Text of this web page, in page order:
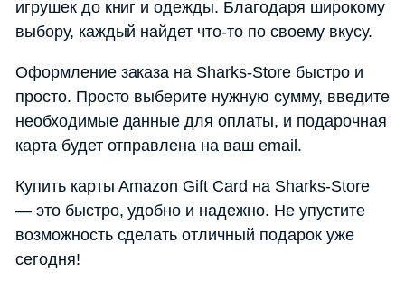
игрушек до книг и одежды. Благодаря широкому
выбору, каждый найдет что-то по своему вкусу.
Оформление заказа на Sharks-Store быстро и
просто. Просто выберите нужную сумму, введите
необходимые данные для оплаты, и подарочная
карта будет отправлена на ваш email.
Купить карты Amazon Gift Card на Sharks-Store
— это быстро, удобно и надежно. Не упустите
возможность сделать отличный подарок уже
сегодня!